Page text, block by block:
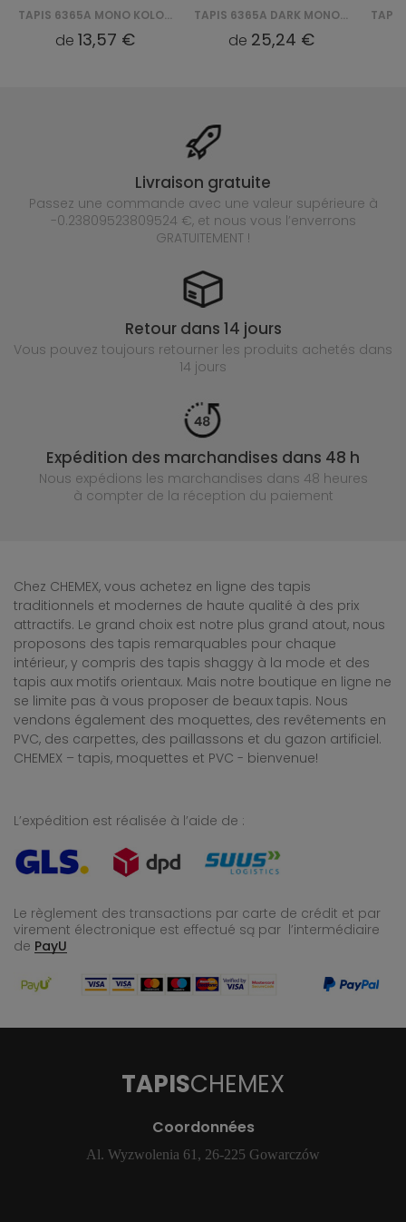
TAPIS 6365A MONO KOLO GNJ - SZARY
de 13,57 €
TAPIS 6365A DARK MONO GNJ - SZARY
de 25,24 €
Livraison gratuite
Passez une commande avec une valeur supérieure à
-0.23809523809524 €, et nous vous l’enverrons
GRATUITEMENT !
Retour dans 14 jours
Vous pouvez toujours retourner les produits achetés dans
14 jours
Expédition des marchandises dans 48 h
Nous expédions les marchandises dans 48 heures
à compter de la réception du paiement
Chez CHEMEX, vous achetez en ligne des tapis
traditionnels et modernes de haute qualité à des prix
attractifs. Le grand choix est notre plus grand atout, nous
proposons des tapis remarquables pour chaque
intérieur, y compris des tapis shaggy à la mode et des
tapis aux motifs orientaux. Mais notre boutique en ligne ne
se limite pas à vous proposer de beaux tapis. Nous
vendons également des moquettes, des revêtements en
PVC, des carpettes, des paillassons et du gazon artificiel.
CHEMEX – tapis, moquettes et PVC - bienvenue!
L’expédition est réalisée à l’aide de :
Le règlement des transactions par carte de crédit et par
virement électronique est effectué są par l’intermédiaire
de PayU
TAPISCHEMEX
Coordonnées
Al. Wyzwolenia 61, 26-225 Gowarczów